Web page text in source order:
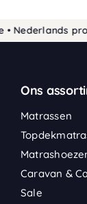
Ons
Matrassen
Caravan &
Sale